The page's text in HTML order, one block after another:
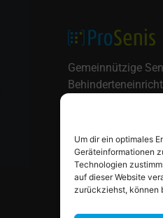
Um dir ein optimales
Geräteinformationen
Technologien
auf dieser Website
zurückziehst, können
Gemeinnützige
30559 Hannover